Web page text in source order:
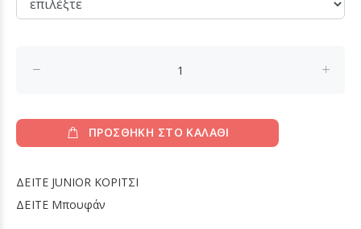
ΠΡΟΣΘΗΚΗ ΣΤΟ ΚΑΛΑΘΙ
ΔΕΙΤΕ JUNIOR ΚΟΡΙΤΣΙ
ΔΕΙΤΕ Μπουφάν